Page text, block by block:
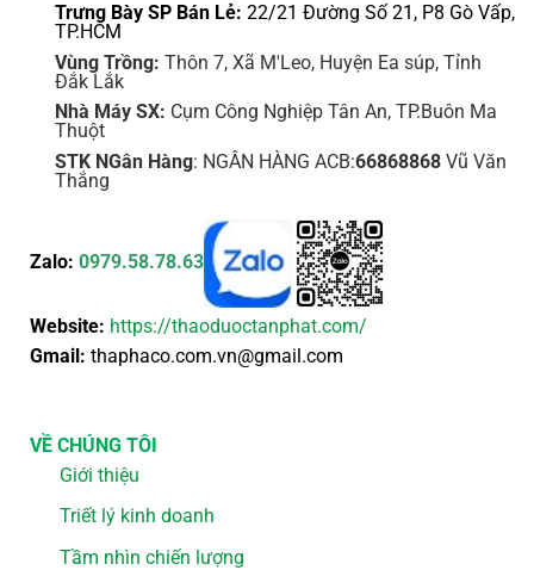
Trưng Bày SP Bán Lẻ: 22/21 Đường Số 21, P8 Gò Vấp,
TP.HCM
Vùng Trồng: Thôn 7, Xã M'Leo, Huyện Ea súp, Tỉnh
Đắk Lắk
Nhà Máy SX: Cụm Công Nghiệp Tân An, TP.Buôn Ma
Thuột
STK NGân Hàng: NGÂN HÀNG ACB:66868868Vũ Văn
Thắng
Zalo: 0979.58.78.63
Website: https://thaoduoctanphat.com/
Gmail: thaphaco.com.vn@gmail.com
VỀ CHÚNG TÔI
Giới thiệu
Triết lý kinh doanh
Tầm nhìn chiến lượng